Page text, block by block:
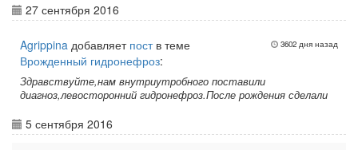
27 сентября 2016
3602 дня назад
Agrippina добавляет поств теме
Врожденный гидронефроз:
Здравствуйте,нам внутриутробного поставили
диагноз,левосторонний гидронефроз.После рождения сделали
5 сентября 2016